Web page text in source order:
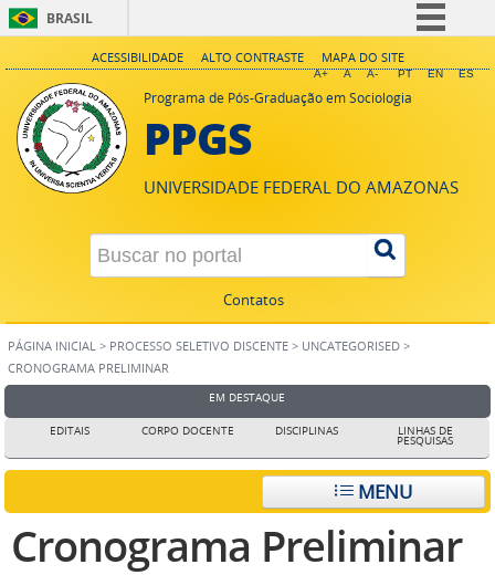
BRASIL
Simplifique!
Comunica BR
Legislação
Canais
ACESSIBILIDADE ALTO CONTRASTE MAPA DO SITE
A+ A A- PT EN ES
Programa de Pós-Graduação em Sociologia
PPGS
UNIVERSIDADE FEDERAL DO AMAZONAS
Contatos
PÁGINA INICIAL > PROCESSO SELETIVO DISCENTE > UNCATEGORISED >
CRONOGRAMA PRELIMINAR
EM DESTAQUE
EDITAIS CORPO DOCENTE DISCIPLINAS LINHAS DE
PESQUISAS
MENU
Cronograma Preliminar